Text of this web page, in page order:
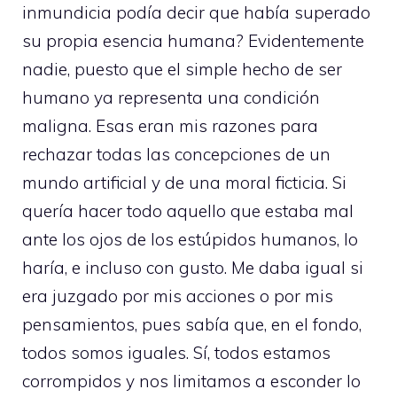
inmundicia podía decir que había superado
su propia esencia humana? Evidentemente
nadie, puesto que el simple hecho de ser
humano ya representa una condición
maligna. Esas eran mis razones para
rechazar todas las concepciones de un
mundo artificial y de una moral ficticia. Si
quería hacer todo aquello que estaba mal
ante los ojos de los estúpidos humanos, lo
haría, e incluso con gusto. Me daba igual si
era juzgado por mis acciones o por mis
pensamientos, pues sabía que, en el fondo,
todos somos iguales. Sí, todos estamos
corrompidos y nos limitamos a esconder lo